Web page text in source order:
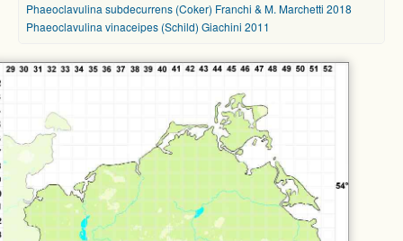
Phaeoclavulina subdecurrens (Coker) Franchi & M. Marchetti 2018
Phaeoclavulina vinaceipes (Schild) Giachini 2011